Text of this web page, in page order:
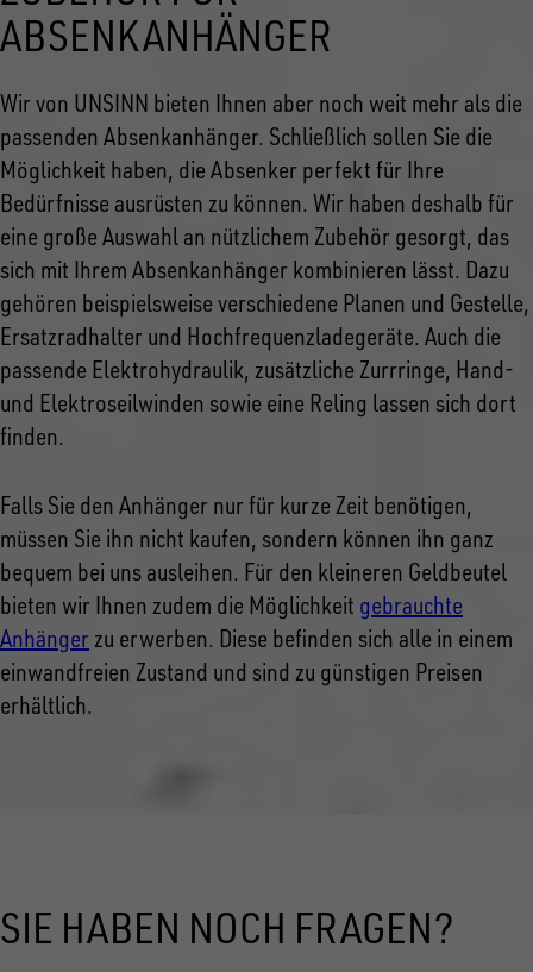
ABSENKANHÄNGER
Wir von UNSINN bieten Ihnen aber noch weit mehr als die
passenden Absenkanhänger. Schließlich sollen Sie die
Möglichkeit haben, die Absenker perfekt für Ihre
Bedürfnisse ausrüsten zu können. Wir haben deshalb für
eine große Auswahl an nützlichem Zubehör gesorgt, das
sich mit Ihrem Absenkanhänger kombinieren lässt. Dazu
gehören beispielsweise verschiedene Planen und Gestelle,
Ersatzradhalter und Hochfrequenzladegeräte. Auch die
passende Elektrohydraulik, zusätzliche Zurrringe, Hand-
und Elektroseilwinden sowie eine Reling lassen sich dort
finden.
Falls Sie den Anhänger nur für kurze Zeit benötigen,
müssen Sie ihn nicht kaufen, sondern können ihn ganz
bequem bei uns ausleihen. Für den kleineren Geldbeutel
bieten wir Ihnen zudem die Möglichkeit gebrauchte
Anhänger zu erwerben. Diese befinden sich alle in einem
einwandfreien Zustand und sind zu günstigen Preisen
erhältlich.
SIE HABEN NOCH FRAGEN?